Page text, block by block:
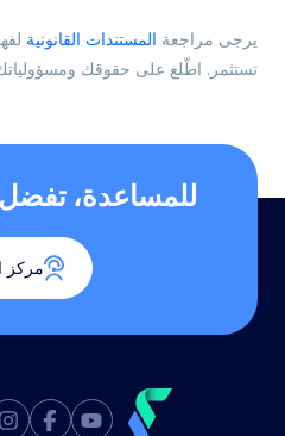
يرجى مراجعة المستندات القانونية
تستثمر. اطّلع على حقوقك
للمساعدة، تفضل
مركز